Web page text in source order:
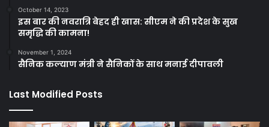
October 14, 2023
इस बार की नवरात्रि बेहद ही खास: सीएम ने की प्रदेश के सुख
समृद्धि की कामना!
November 1, 2024
सैनिक कल्याण मंत्री ने सैनिकों के साथ मनाई दीपावली
Last Modified Posts